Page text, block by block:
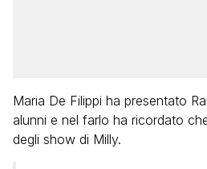
Maria De Filippi ha presentato
alunni e nel farlo ha ricordato
degli show di Milly.